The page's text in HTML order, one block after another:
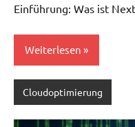
Einführung: Was ist
Weiterlesen
Cloudoptimierung